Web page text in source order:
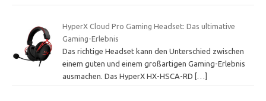
HyperX Cloud Pro Gaming Headset: Das ultimative
Gaming-Erlebnis
Das richtige Headset kann den Unterschied zwischen
einem guten und einem großartigen Gaming-Erlebnis
ausmachen. Das HyperX HX-HSCA-RD […]